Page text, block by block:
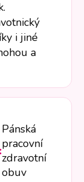
i jiné
a
Pánská
pracovní
zdravotní
obuv